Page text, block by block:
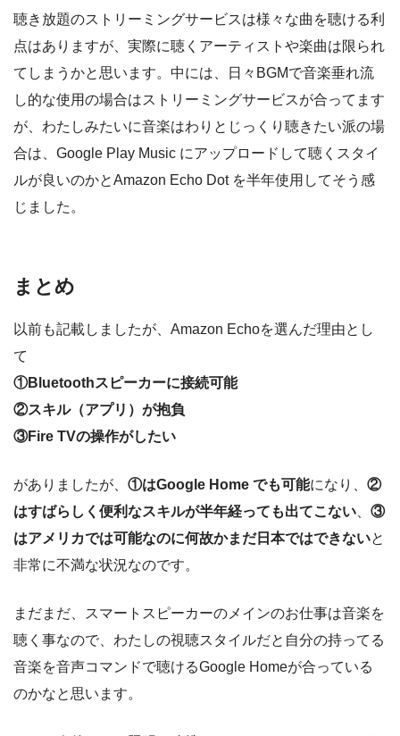
聴き放題のストリーミングサービスは様々な曲を聴ける利
点はありますが、実際に聴くアーティストや楽曲は限られ
てしまうかと思います。中には、日々BGMで音楽垂れ流
し的な使用の場合はストリーミングサービスが合ってます
が、わたしみたいに音楽はわりとじっくり聴きたい派の場
合は、Google Play Music にアップロードして聴くスタイ
ルが良いのかとAmazon Echo Dot を半年使用してそう感
じました。
まとめ
以前も記載しましたが、Amazon Echoを選んだ理由とし
て
①Bluetoothスピーカーに接続可能
②スキル（アプリ）が抱負
③Fire TVの操作がしたい
がありましたが、 ①はGoogle Home でも可能になり、 ②
はすばらしく便利なスキルが半年経っても出てこない
③
はアメリカでは可能なのに何故かまだ日本ではできないと
非常に不満な状況なのです。
まだまだ、スマートスピーカーのメインのお仕事は音楽を
聴く事なので、わたしの視聴スタイルだと自分の持ってる
音楽を音声コマンドで聴けるGoogle Homeが合っている
のかなと思います。